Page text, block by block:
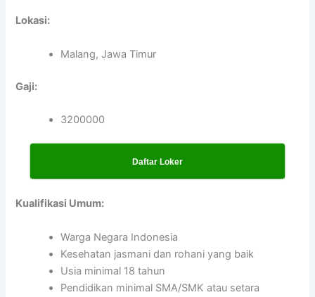
Lokasi:
Malang, Jawa Timur
Gaji:
3200000
Daftar Loker
Kualifikasi Umum:
Warga Negara Indonesia
Kesehatan jasmani dan rohani yang baik
Usia minimal 18 tahun
Pendidikan minimal SMA/SMK atau setara